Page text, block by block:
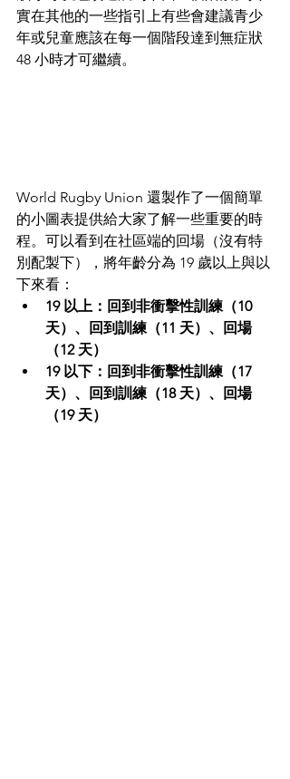
實在其他的一些指引上有些會建議青少
年或兒童應該在每一個階段達到無症狀
48 小時才可繼續。
World Rugby Union 還製作了一個簡單
的小圖表提供給大家了解一些重要的時
程。可以看到在社區端的回場（沒有特
別配製下），將年齡分為 19 歲以上與以
下來看：
19 以上：回到非衝擊性訓練（10
天）、回到訓練（11 天）、回場
（12 天）
19 以下：回到非衝擊性訓練（17
天）、回到訓練（18 天）、回場
（19 天）